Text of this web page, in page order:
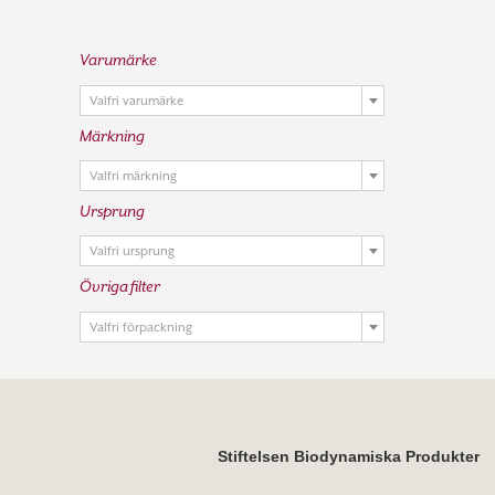
Varumärke
Valfri varumärke
Märkning
Valfri märkning
Ursprung
Valfri ursprung
Övriga filter
Valfri förpackning
Stiftelsen Biodynamiska Produkter